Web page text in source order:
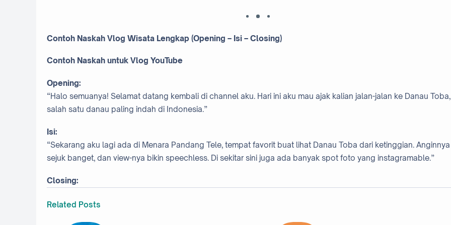
Contoh Naskah Vlog Wisata Lengkap (Opening – Isi – Closing)
Contoh Naskah untuk Vlog YouTube
Opening:
“Halo semuanya! Selamat datang kembali di channel aku. Hari ini aku mau ajak kalian jalan-jalan ke Danau Toba,
salah satu danau paling indah di Indonesia.”
Isi:
“Sekarang aku lagi ada di Menara Pandang Tele, tempat favorit buat lihat Danau Toba dari ketinggian. Anginnya
sejuk banget, dan view-nya bikin speechless. Di sekitar sini juga ada banyak spot foto yang instagramable.”
Closing:
Related Posts